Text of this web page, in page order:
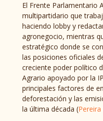
El Frente Parlamentario
multipartidario que
haciendo lobby y
agronegocio, mientras
estratégico donde se
las posiciones oficiales
creciente poder político
Agrario apoyado por la
principales factores de
deforestación y las
la última década (Pereira